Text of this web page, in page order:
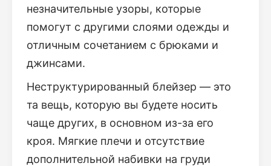
незначительные узоры, которые
помогут с другими слоями одежды и
отличным сочетанием с брюками и
джинсами.
Неструктурированный блейзер — это
та вещь, которую вы будете носить
чаще других, в основном из-за его
кроя. Мягкие плечи и отсутствие
дополнительной набивки на груди